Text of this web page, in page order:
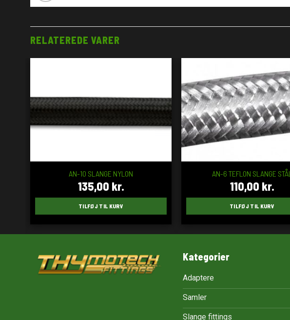
RELATEREDE VARER
AN-10 SLANGE NYLON
135,00 kr.
TILFØJ TIL KURV
AN-6 TEFLON SLANGE STÅL
110,00 kr.
TILFØJ TIL KURV
Kategorier
Adaptere
Samler
Slange fittings